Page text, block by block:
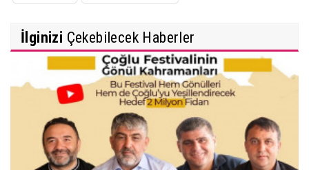
İlginizi Çekebilecek Haberler